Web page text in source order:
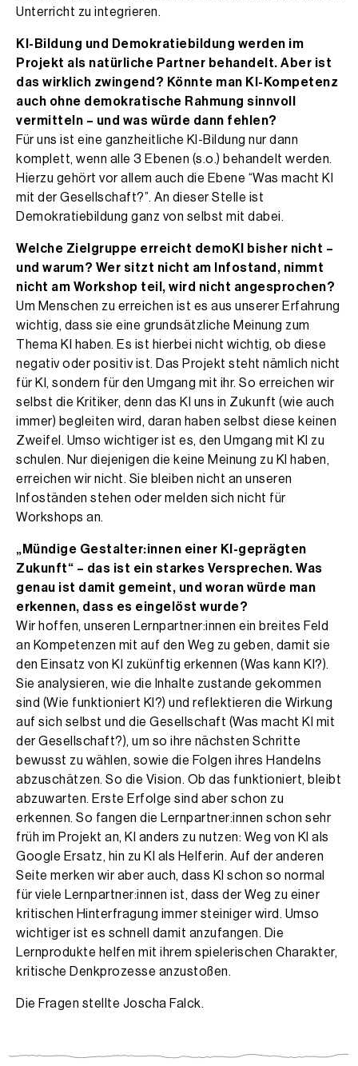
Unterricht zu integrieren.
KI-Bildung und Demokratiebildung werden im
Projekt als natürliche Partner behandelt. Aber ist
das wirklich zwingend? Könnte man KI-Kompetenz
auch ohne demokratische Rahmung sinnvoll
vermitteln – und was würde dann fehlen?
Für uns ist eine ganzheitliche KI-Bildung nur dann
komplett, wenn alle 3 Ebenen (s.o.) behandelt werden.
Hierzu gehört vor allem auch die Ebene “Was macht KI
mit der Gesellschaft?”. An dieser Stelle ist
Demokratiebildung ganz von selbst mit dabei.
Welche Zielgruppe erreicht demoKI bisher nicht –
und warum? Wer sitzt nicht am Infostand, nimmt
nicht am Workshop teil, wird nicht angesprochen?
Um Menschen zu erreichen ist es aus unserer Erfahrung
wichtig, dass sie eine grundsätzliche Meinung zum
Thema KI haben. Es ist hierbei nicht wichtig, ob diese
negativ oder positiv ist. Das Projekt steht nämlich nicht
für KI, sondern für den Umgang mit ihr. So erreichen wir
selbst die Kritiker, denn das KI uns in Zukunft (wie auch
immer) begleiten wird, daran haben selbst diese keinen
Zweifel. Umso wichtiger ist es, den Umgang mit KI zu
schulen. Nur diejenigen die keine Meinung zu KI haben,
erreichen wir nicht. Sie bleiben nicht an unseren
Infoständen stehen oder melden sich nicht für
Workshops an.
„Mündige Gestalter:innen einer KI-geprägten
Zukunft“ – das ist ein starkes Versprechen. Was
genau ist damit gemeint, und woran würde man
erkennen, dass es eingelöst wurde?
Wir hoffen, unseren Lernpartner:innen ein breites Feld
an Kompetenzen mit auf den Weg zu geben, damit sie
den Einsatz von KI zukünftig erkennen (Was kann KI?).
Sie analysieren, wie die Inhalte zustande gekommen
sind (Wie funktioniert KI?) und reflektieren die Wirkung
auf sich selbst und die Gesellschaft (Was macht KI mit
der Gesellschaft?), um so ihre nächsten Schritte
bewusst zu wählen, sowie die Folgen ihres Handelns
abzuschätzen. So die Vision. Ob das funktioniert, bleibt
abzuwarten. Erste Erfolge sind aber schon zu
erkennen. So fangen die Lernpartner:innen schon sehr
früh im Projekt an, KI anders zu nutzen: Weg von KI als
Google Ersatz, hin zu KI als Helferin. Auf der anderen
Seite merken wir aber auch, dass KI schon so normal
für viele Lernpartner:innen ist, dass der Weg zu einer
kritischen Hinterfragung immer steiniger wird. Umso
wichtiger ist es schnell damit anzufangen. Die
Lernprodukte helfen mit ihrem spielerischen Charakter,
kritische Denkprozesse anzustoßen.
Die Fragen stellte Joscha Falck.